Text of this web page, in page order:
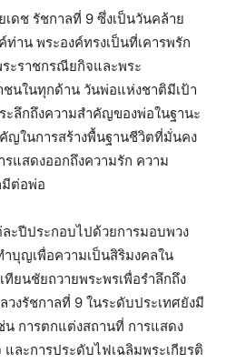
ดช รัชกาลที่ 9 ซึ่งเป็นวันคล้าย
าน พระองค์ทรงเป็นที่เคารพรัก
ะราชกรณียกิจและพระ
ในทุกด้าน วันพ่อแห่งชาติมีเป้า
ลึกถึงความสำคัญของพ่อในฐานะ
ญในการสร้างพื้นฐานชีวิตที่มั่นคง
รแสดงออกถึงความรัก ความ
ต่อพ่อ
ะปีประกอบไปด้วยการมอบพวง
บุญเพื่อความเป็นสิริมงคลใน
ยนชัยถวายพระพรเพื่อรำลึกถึง
งรัชกาลที่ 9 ในระดับประเทศยังมี
น การตกแต่งสถานที่ การแสดง
ละการประดับไฟเฉลิมพระเกียรติ